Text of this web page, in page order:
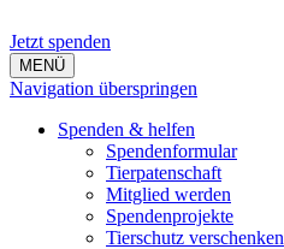
Jetzt spenden
MENÜ
Navigation überspringen
Spenden & helfen
Spendenformular
Tierpatenschaft
Mitglied werden
Spendenprojekte
Tierschutz verschenken